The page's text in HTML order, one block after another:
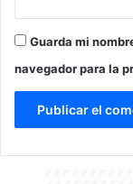
Guarda mi
navegador para la